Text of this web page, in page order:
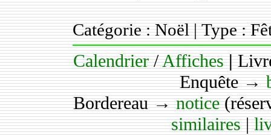
Catégorie : Noël | Type :
Calendrier/Affiches |
Enquête →
Bordereau →notice
similaires|